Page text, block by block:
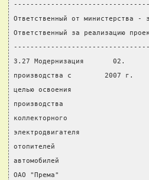
Ответственный от министерства -
Ответственный за реализацию
3.27 Модернизация
производства с        2007 г.
целью освоения
производства
коллекторного
электродвигателя
отопителей
автомобилей
ОАО "Према"